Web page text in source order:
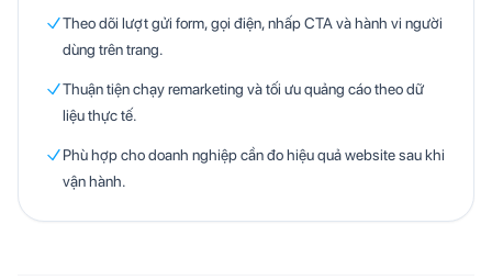
Theo dõi lượt gửi form, gọi điện, nhấp CTA và hành vi người
dùng trên trang.
Thuận tiện chạy remarketing và tối ưu quảng cáo theo dữ
liệu thực tế.
Phù hợp cho doanh nghiệp cần đo hiệu quả website sau khi
vận hành.